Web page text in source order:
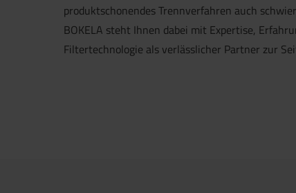
produktschonendes Trennverfahren auch
BOKELA steht Ihnen dabei mit Expertise,
Filtertechnologie als verlässlicher Partner zur